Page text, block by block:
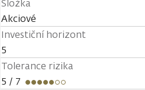
Složka
Akciové
Investiční horizont
5
Tolerance rizika
5 / 7